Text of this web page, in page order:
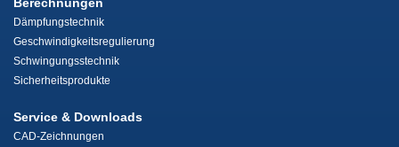
Dämpfungstechnik
Geschwindigkeitsregulierung
Schwingungsstechnik
Sicherheitsprodukte
Service & Downloads
CAD-Zeichnungen